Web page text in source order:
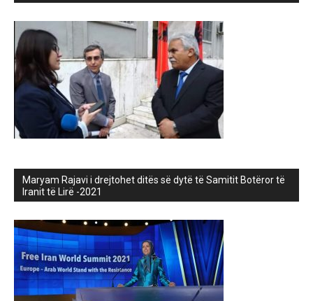
Maryam Rajavi i drejtohet ditës së dytë të Samitit Botëror të
Iranit të Lirë -2021